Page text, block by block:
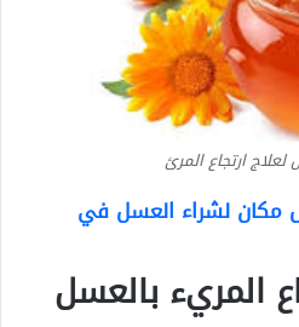
ارتجاع المرئ
مكان لشراء العسل في
المريء بالعسل